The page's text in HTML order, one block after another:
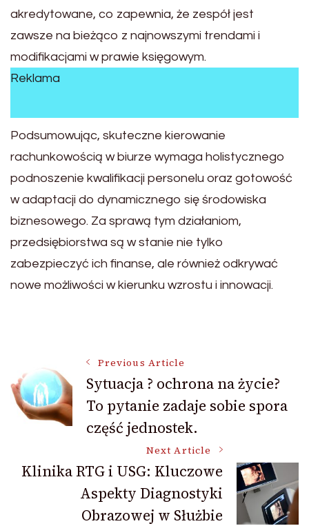
akredytowane, co zapewnia, że zespół jest
zawsze na bieżąco z najnowszymi trendami i
modifikacjami w prawie księgowym.
Reklama
Podsumowując, skuteczne kierowanie
rachunkowością w biurze wymaga holistycznego
podnoszenie kwalifikacji personelu oraz gotowość
w adaptacji do dynamicznego się środowiska
biznesowego. Za sprawą tym działaniom,
przedsiębiorstwa są w stanie nie tylko
zabezpieczyć ich finanse, ale również odkrywać
nowe możliwości w kierunku wzrostu i innowacji.
Post
Navigation
Previous Article
Sytuacja ? ochrona na życie?
To pytanie zadaje sobie spora
część jednostek.
Next Article
Klinika RTG i USG: Kluczowe
Aspekty Diagnostyki
Obrazowej w Służbie